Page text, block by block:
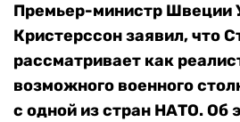
Премьер-министр Швеции
Кристерссон заявил, что
рассматривает как
возможного военного
с одной из стран НАТО. Об